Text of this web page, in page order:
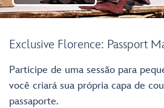
Exclusive Florence: Passport
Participe de uma sessão para
você criará sua própria capa de
passaporte.